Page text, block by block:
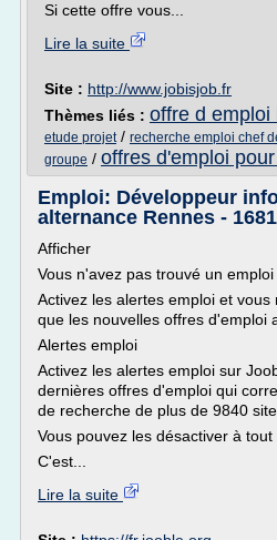
Si cette offre vous...
Lire la suite
Site : http://www.jobisjob.fr
Thèmes liés : offre d emploi
etude projet/ recherche emploi chef
groupe / offres d'emploi
Emploi: Développeur
alternance Rennes -
Afficher
Vous n'avez pas trouvé un
Activez les alertes emploi et
que les nouvelles offres d'emploi
Alertes emploi
Activez les alertes emploi sur
dernières offres d'emploi qui
de recherche de plus de 9840
Vous pouvez les désactiver à
C'est...
Lire la suite